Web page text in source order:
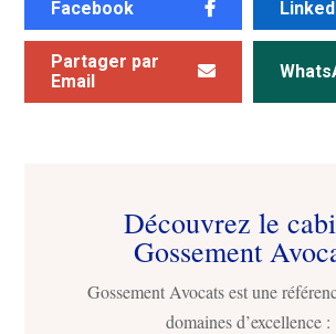
Facebook
Partager par
Email
Découvrez le
Gossement
Gossement Avocats est une
domaines d’excellence :